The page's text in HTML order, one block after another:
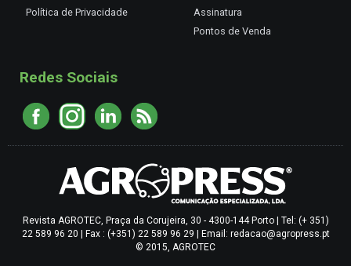
Política de Privacidade
Assinatura
Pontos de Venda
Redes Sociais
Revista AGROTEC, Praça da Corujeira, 30 - 4300-144 Porto | Tel: (+ 351)
22 589 96 20 | Fax : (+351) 22 589 96 29 | Email: redacao@agropress.pt
© 2015, AGROTEC